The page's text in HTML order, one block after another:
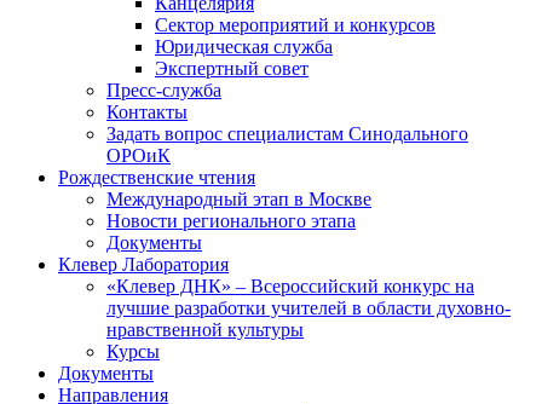
Сектор мероприятий и конкурсов
Юридическая служба
Экспертный совет
Пресс-служба
Контакты
Задать вопрос специалистам Синодального
ОРОиК
Рождественские чтения
Международный этап в Москве
Новости регионального этапа
Документы
Клевер Лаборатория
«Клевер ДНК» – Всероссийский конкурс на
лучшие разработки учителей в области духовно-
нравственной культуры
Курсы
Документы
Направления